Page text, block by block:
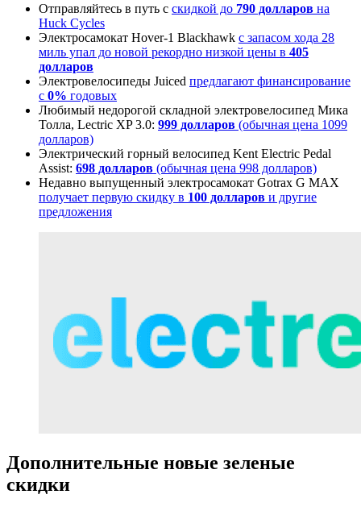
Отправляйтесь в путь с скидкой до 790 долларов на
Huck Cycles
Электросамокат Hover-1 Blackhawk с запасом хода 28
миль упал до новой рекордно низкой цены в 405
долларов
Электровелосипеды Juiced предлагают финансирование
с 0% годовых
Любимый недорогой складной электровелосипед Мика
Толла, Lectric XP 3.0: 999 долларов (обычная цена 1099
долларов)
Электрический горный велосипед Kent Electric Pedal
Assist: 698 долларов (обычная цена 998 долларов)
Недавно выпущенный электросамокат Gotrax G MAX
получает первую скидку в 100 долларов и другие
предложения
Дополнительные новые зеленые
скидки